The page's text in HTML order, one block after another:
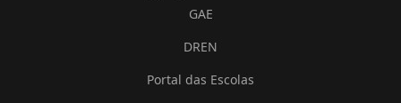
GAE
DREN
Portal das Escolas